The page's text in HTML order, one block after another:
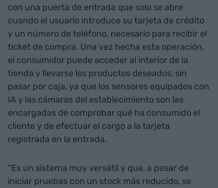
con una puerta de entrada que solo se abre
cuando el usuario introduce su tarjeta de crédito
y un número de teléfono, necesario para recibir el
ticket de compra. Una vez hecha esta operación,
el consumidor puede acceder al interior de la
tienda y llevarse los productos deseados, sin
pasar por caja, ya que los sensores equipados con
IA y las cámaras del establecimiento son las
encargadas de comprobar qué ha consumido el
cliente y de efectuar el cargo a la tarjeta
registrada en la entrada.
“Es un sistema muy versátil y que, a pesar de
iniciar pruebas con un stock más reducido, se